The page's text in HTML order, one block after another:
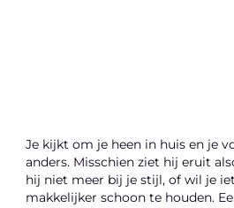
Je kijkt om je heen in huis en je
anders. Misschien ziet hij eruit
hij niet meer bij je stijl, of wil je
makkelijker schoon te houden.